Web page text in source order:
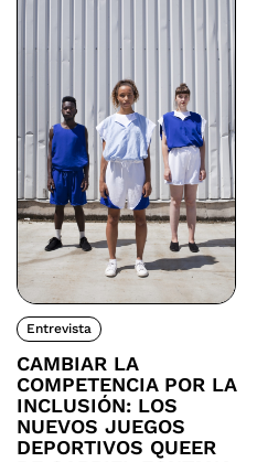
Entrevista
CAMBIAR LA
COMPETENCIA POR LA
INCLUSIÓN: LOS
NUEVOS JUEGOS
DEPORTIVOS QUEER